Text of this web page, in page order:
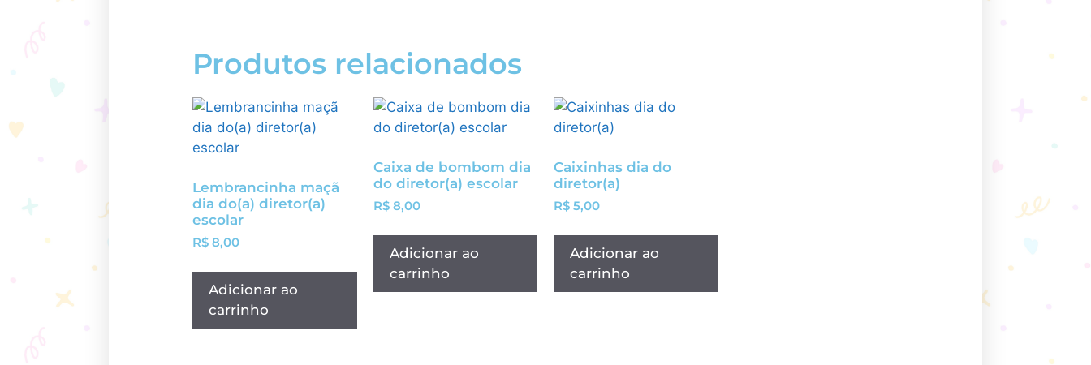
Produtos relacionados
Lembrancinha maçã
dia do(a) diretor(a)
escolar
R$ 8,00
Adicionar ao
carrinho
Caixa de bombom dia
do diretor(a) escolar
R$8,00
Adicionar ao
carrinho
Caixinhas dia do
diretor(a)
R$5,00
Adicionar ao
carrinho